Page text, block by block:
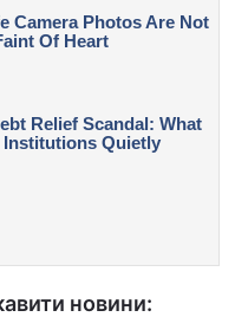
новини: